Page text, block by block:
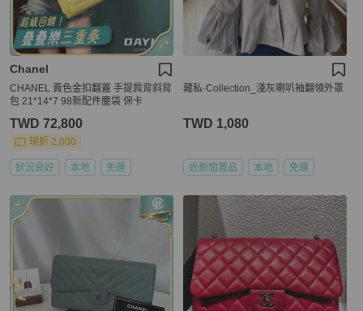
Chanel
CHANEL 黃色金扣翻蓋 手提肩背斜背
包 21*14*7 98新配件塵袋 保卡
TWD 72,800
現折 2,000
狀況良好 本地 免運
藏私·Collection_淺灰喇叭袖翻領外罩
TWD 1,080
近新閒置品 本地 免運